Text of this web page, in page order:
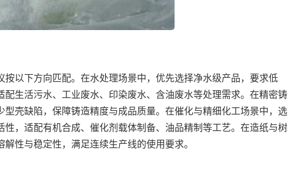
以下方向匹配。在水处理场景中，优先选择净水级产品，要求低
生活污水、工业废水、印染废水、含油废水等处理需求。在精密铸
壳缺陷，保障铸造精度与成品质量。在催化与精细化工场景中，选
，适配有机合成、催化剂载体制备、油品精制等工艺。在造纸与树
性与稳定性，满足连续生产线的使用要求。